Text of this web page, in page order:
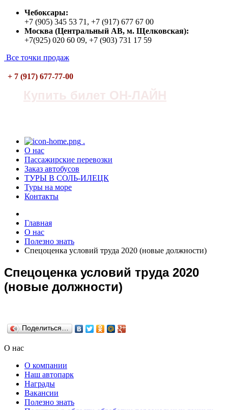
Чебоксары:
+7 (905) 345 53 71, +7 (917) 677 67 00
Москва (Центральный АВ, м. Щелковская):
+7(925) 020 60 09, +7 (903) 731 17 59
Все точки продаж
+ 7 (917) 677-77-00
Купить билет ОН-ЛАЙН
.
О нас
Пасcажирские перевозки
Заказ автобусов
ТУРЫ В СОЛЬ-ИЛЕЦК
Туры на море
Контакты
Главная
О нас
Полезно знать
Спецоценка условий труда 2020 (новые должности)
Спецоценка условий труда 2020
(новые должности)
Поделиться…
О нас
О компании
Наш автопарк
Награды
Вакансии
Полезно знать